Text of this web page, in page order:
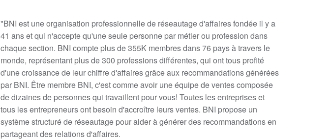
"BNI est une organisation professionnelle de réseautage d'affaires fondée il y a
41 ans et qui n'accepte qu'une seule personne par métier ou profession dans
chaque section. BNI compte plus de 355K membres dans 76 pays à travers le
monde, représentant plus de 300 professions différentes, qui ont tous profité
d'une croissance de leur chiffre d'affaires grâce aux recommandations générées
par BNI. Être membre BNI, c'est comme avoir une équipe de ventes composée
de dizaines de personnes qui travaillent pour vous! Toutes les entreprises et
tous les entrepreneurs ont besoin d'accroître leurs ventes. BNI propose un
système structuré de réseautage pour aider à générer des recommandations en
partageant des relations d'affaires.